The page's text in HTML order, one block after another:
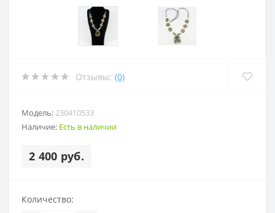
Отзывы: (0)
Модель:230410533
Наличие: Есть в наличии
2 400 руб.
Количество: